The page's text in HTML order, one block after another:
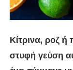
Κίτρινα, ροζ ή
στυφή γεύση